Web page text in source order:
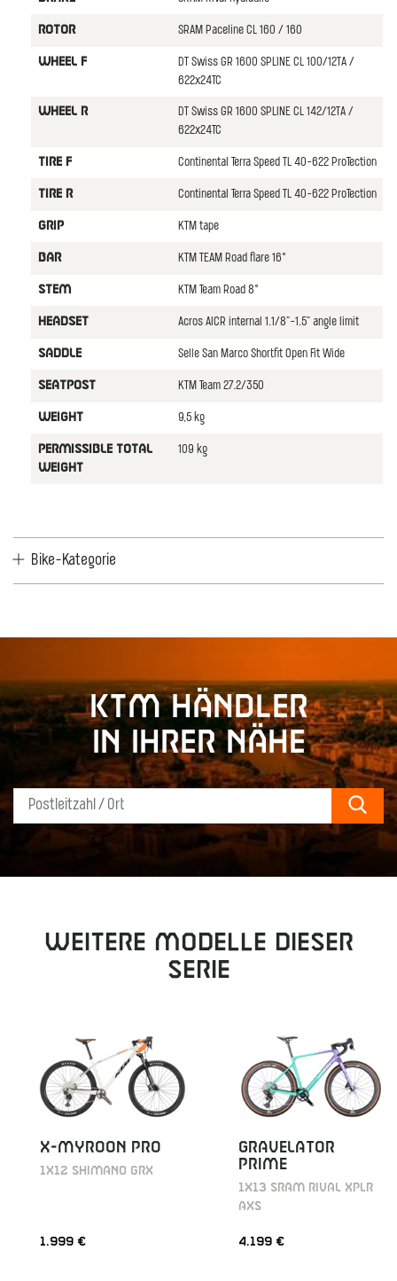
ROTOR SRAM Paceline CL 160 / 160
WHEEL F
DT Swiss GR 1600 SPLINE CL 100/12TA /
622x24TC
WHEEL R
DT Swiss GR 1600 SPLINE CL 142/12TA /
622x24TC
TIRE F Continental Terra Speed TL 40-622 ProTection
TIRE R Continental Terra Speed TL 40-622 ProTection
GRIP KTM tape
BAR KTM TEAM Road flare 16°
STEM KTM Team Road 8°
HEADSET Acros AICR internal 1.1/8"-1.5" angle limit
SADDLE Selle San Marco Shortfit Open Fit Wide
SEATPOST KTM Team 27.2/350
WEIGHT 9,5 kg
PERMISSIBLE TOTAL
WEIGHT
109 kg
Bike-Kategorie
KTM Händler
in Ihrer Nähe
Weitere Modelle dieser
Serie
X-MYROON PRO
1X12 SHIMANO GRX
1.999 €
GRAVELATOR
PRIME
1X13 SRAM RIVAL XPLR
AXS
4.199 €